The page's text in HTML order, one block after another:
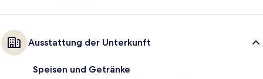
Ausstattung der Unterkunft
Speisen und Getränke